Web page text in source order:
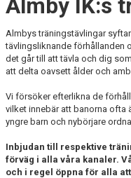
Almby IK:s
Almbys träningstävlingar
tävlingsliknande förhållanden
det går till att tävla och dig
att delta oavsett ålder och
Vi försöker efterlikna de
vilket innebär att banorna ofta
yngre barn och nybörjare
Inbjudan till respektive
förväg i alla våra kanaler.
och i regel öppna för alla